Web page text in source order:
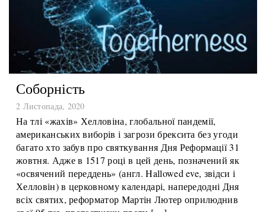
Соборність
На тлі «жахів» Хелловіна, глобальної пандемії,
американських виборів і загрози брексита без угоди
багато хто забув про святкування Дня Реформації 31
жовтня. Адже в 1517 році в цей день, позначений як
«освячений переддень» (англ. Hallowed eve, звідси і
Хелловін) в церковному календарі, напередодні Дня